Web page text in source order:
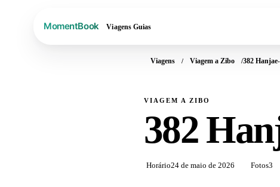
Viagens Guias
Viagens Viagem a Zibo 382
VIAGEM A ZIBO
382
Horário24 de maio de 2026 Fotos3